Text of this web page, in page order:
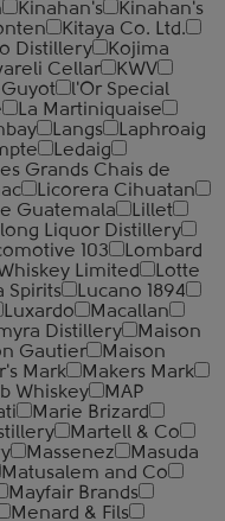
Kinahan's
Kinahan's
Kitaya Co. Ltd.
Distillery
Kojima
Cellar
KWV
l'Or Special
La Martiniquaise
Langs
Laphroaig
Ledaig
Grands Chais de
Licorera Cihuatan
Guatemala
Lillet
Liquor Distillery
103
Lombard
Limited
Lotte
Spirits
Lucano 1894
Luxardo
Macallan
Distillery
Maison
Gautier
Maison
Mark
Makers Mark
Whiskey
MAP
Marie Brizard
Martell & Co
Massenez
Masuda
Matusalem and Co
Mayfair Brands
Menard & Fils